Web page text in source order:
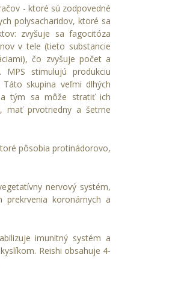
- ktoré sú zodpovedné
polysacharidov, ktoré sa
zvyšuje sa fagocitóza
v tele (tieto substancie
čo zvyšuje počet a
stimulujú produkciu
skupina veľmi dlhých
a tým sa môže stratiť ich
mať prvotriedny a šetrne
pôsobia protinádorovo,
nervový systém,
koronárnych a
imunitný systém a
Reishi obsahuje 4-